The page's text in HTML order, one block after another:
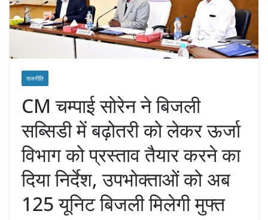
राजनीति
CM चम्पाई सोरेन ने बिजली
सब्सिडी में बढ़ोतरी को लेकर ऊर्जा
विभाग को प्रस्ताव तैयार करने का
दिया निर्देश, उपभोक्ताओं को अब
125 यूनिट बिजली मिलेगी मुफ्त